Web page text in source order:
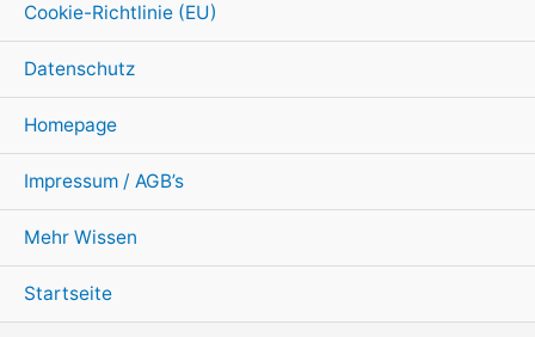
Cookie-Richtlinie (EU)
Datenschutz
Homepage
Impressum / AGB’s
Mehr Wissen
Startseite